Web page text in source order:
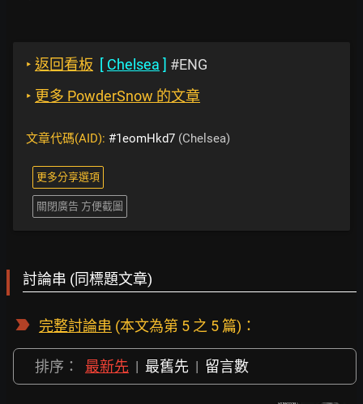
‣ 返回看板 [ Chelsea ] #ENG
‣ 更多 PowderSnow 的文章
文章代碼(AID): #1eomHkd7 (Chelsea)
更多分享選項
關閉廣告 方便截圖
討論串 (同標題文章)
完整討論串 (本文為第 5 之 5 篇)：
排序： 最新先 | 最舊先 | 留言數